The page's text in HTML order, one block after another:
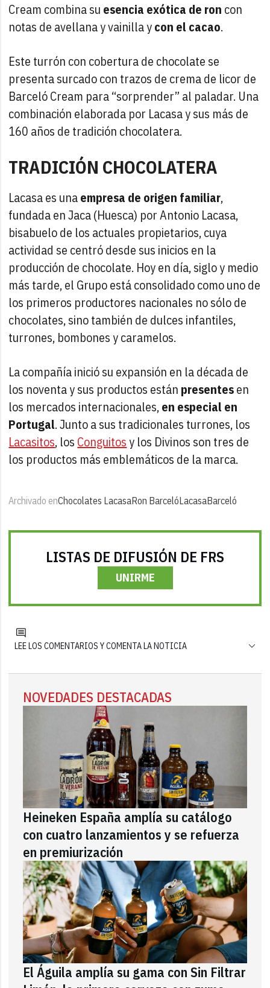
Cream combina su esencia exótica de ron con
notas de avellana y vainilla ycon el cacao.
Este turrón con cobertura de chocolate se
presenta surcado con trazos de crema de licor de
Barceló Cream para “sorprender” al paladar. Una
combinación elaborada por Lacasa y sus más de
160 años de tradición chocolatera.
TRADICIÓN CHOCOLATERA
Lacasa es unaempresa de origen familiar,
fundada en Jaca (Huesca) por Antonio Lacasa,
bisabuelo de los actuales propietarios, cuya
actividad se centró desde sus inicios en la
producción de chocolate. Hoy en día, siglo y medio
más tarde, el Grupo está consolidado como uno de
los primeros productores nacionales no sólo de
chocolates, sino también de dulces infantiles,
turrones, bombones y caramelos.
La compañía inició su expansión en la década de
los noventa y sus productos están presentesen
los mercados internacionales,en especial en
Portugal. Junto a sus tradicionales turrones, los
Lacasitos, los Conguitosy los Divinos son tres de
los productos más emblemáticos de la marca.
Archivado enChocolates LacasaRon BarcelóLacasaBarceló
LISTAS DE DIFUSIÓN DE FRS
UNIRME
LEE LOS COMENTARIOS Y COMENTA LA NOTICIA
NOVEDADES DESTACADAS
Heineken España amplía su catálogo
con cuatro lanzamientos y se refuerza
en premiurización
El Águila amplía su gama con Sin Filtrar